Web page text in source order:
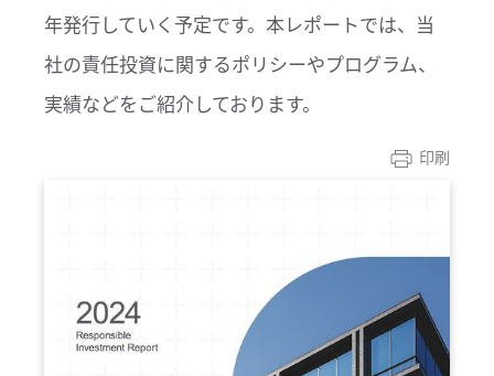
年発行していく予定です。本レポートでは、当
社の責任投資に関するポリシーやプログラム、
実績などをご紹介しております。
印刷